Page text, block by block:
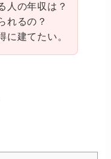
人の年収は？
れるの？
に建てたい。